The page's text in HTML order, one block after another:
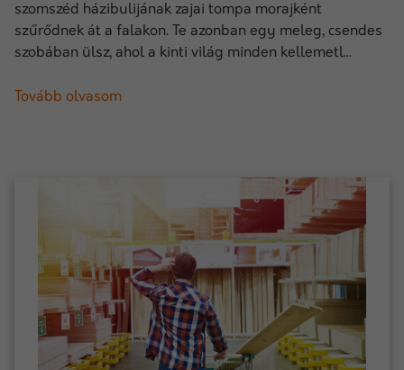
szomszéd házibulijának zajai tompa morajként
szűrődnek át a falakon. Te azonban egy meleg, csendes
szobában ülsz, ahol a kinti világ minden kellemetl...
Tovább olvasom